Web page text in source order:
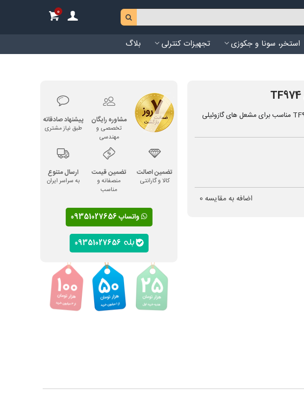
0
استخر، سونا و جکوزی تجهیزات کنترلی بلاگ
اضافه به مقایسه 0
مشاوره رایگان
تخصصی و
مهندسی
پیشنهاد صادقانه
طبق نیاز مشتری
تضمین اصالت
کالا و گارانتی
تضمین قیمت
منصفانه و
مناسب
ارسال متنوع
به سراسر ایران
واتساپ 09351027656